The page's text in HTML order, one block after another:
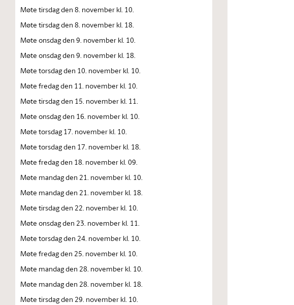
Møte tirsdag den 8. november kl. 10.
Møte tirsdag den 8. november kl. 18.
Møte onsdag den 9. november kl. 10.
Møte onsdag den 9. november kl. 18.
Møte torsdag den 10. november kl. 10.
Møte fredag den 11. november kl. 10.
Møte tirsdag den 15. november kl. 11.
Møte onsdag den 16. november kl. 10.
Møte torsdag 17. november kl. 10.
Møte torsdag den 17. november kl. 18.
Møte fredag den 18. november kl. 09.
Møte mandag den 21. november kl. 10.
Møte mandag den 21. november kl. 18.
Møte tirsdag den 22. november kl. 10.
Møte onsdag den 23. november kl. 11.
Møte torsdag den 24. november kl. 10.
Møte fredag den 25. november kl. 10.
Møte mandag den 28. november kl. 10.
Møte mandag den 28. november kl. 18.
Møte tirsdag den 29. november kl. 10.